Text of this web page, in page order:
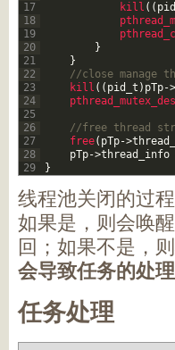
17
18
19
20
21
22
23
24
25
26
27
28
29
kill ( (
}
}
//close manage
kill ( ( pid_t ) pTp->
//free thread
free( pTp->
pTp->thread_info
}
线程池关闭的过
如果是，则会唤
回；如果不是，
会导致任务的处
任务处理